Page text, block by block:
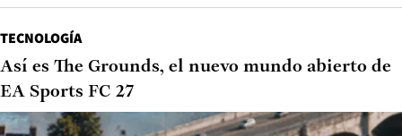
TECNOLOGÍA
Así es The Grounds, el nuevo mundo abierto de
EA Sports FC 27